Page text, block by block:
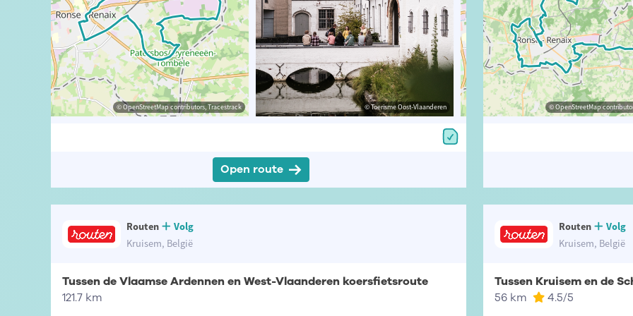
© OpenStreetMap contributors, Tracestrack © Toerisme Oost-Vlaanderen © OpenStreetMap contributors,
Open route
© David Stockman © OpenStreetMap contributors, Tracestrack © David Stockman © OpenStreetMap
Routen
Volg
Kruisem, België
Tussen de Vlaamse Ardennen en West-Vlaanderen koersfietsroute
121.7 km
Routen
Volg
Kruisem, België
Tussen Kruisem en de
56 km 4.5/5